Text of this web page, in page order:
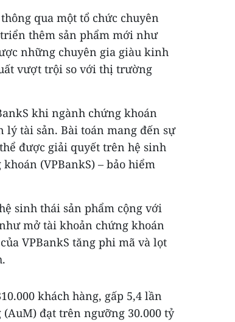
qua một tổ chức chuyên
thêm sản phẩm mới như
những chuyên gia giàu kinh
vượt trội so với thị trường
khi ngành chứng khoán
lý tài sản. Bài toán mang đến sự
được giải quyết trên hệ sinh
(VPBankS) – bảo hiểm
sinh thái sản phẩm cộng với
mở tài khoản chứng khoán
VPBankS tăng phi mã và lọt
khách hàng, gấp 5,4 lần
đạt trên ngưỡng 30.000 tỷ